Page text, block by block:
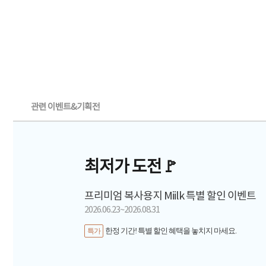
관련 이벤트&기획전
최저가 도전🚩
프리미엄 복사용지 Miilk 특별 할인 이벤트
2026.06.23~2026.08.31
특가 한정 기간! 특별 할인 혜택을 놓치지 마세요.